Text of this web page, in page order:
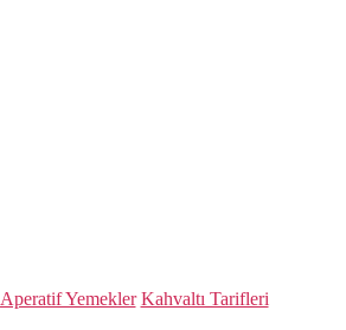
Kategoriler
Aperatif Yemekler Kahvaltı Tarifleri